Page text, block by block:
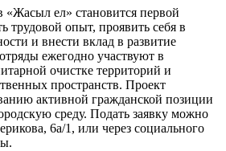
«Жасыл ел» становится первой
трудовой опыт, проявить себя в
и внести вклад в развитие
ежегодно участвуют в
очистке территорий и
пространств. Проект
активной гражданской позиции
среду. Подать заявку можно
6а/1, или через социального